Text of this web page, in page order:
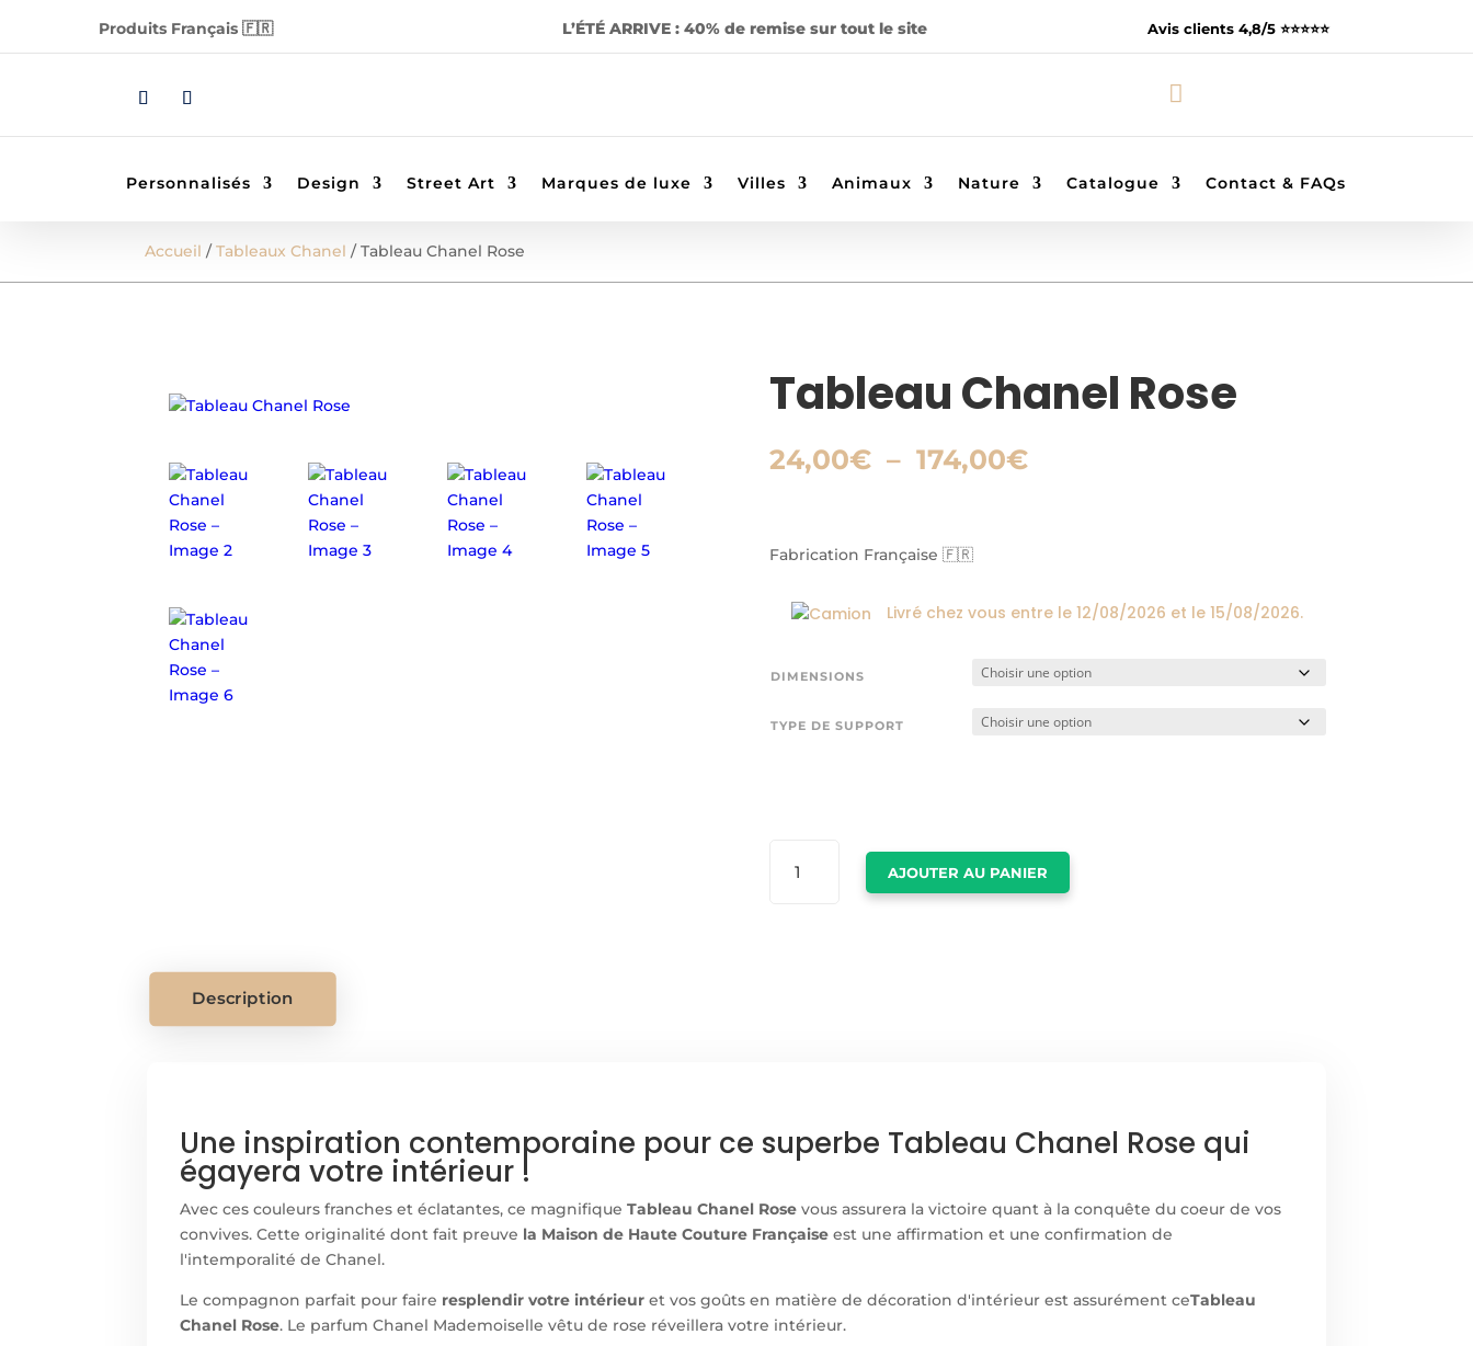
Produits Français 🇫🇷 L’ÉTÉ ARRIVE : 40% de remise sur tout le site Avis clients 4,8/5 ⭐️⭐️⭐️⭐️⭐️

Personnalisés Design Street Art Marques de luxe Villes Animaux Nature Catalogue Contact & FAQs
Accueil /Tableaux Chanel / Tableau Chanel Rose
Tableau Chanel Rose
24,00€ – 174,00€Plage
Fabrication Française 🇫🇷
Livré chez vous entre le12/08/2026 et le15/08/2026.
DIMENSIONS
TYPE DE SUPPORT
AJOUTER AU PANIER
Description
Une inspiration contemporaine pour ce superbe Tableau Chanel Rose qui
égayera votre intérieur !
Avec ces couleurs franches et éclatantes, ce magnifique Tableau Chanel Rose vous assurera la victoire quant à la conquête du coeur de vos
convives. Cette originalité dont fait preuve la Maison de Haute Couture Française est une affirmation et une confirmation de
l'intemporalité de Chanel.
Le compagnon parfait pour faire resplendir votre intérieur et vos goûts en matière de décoration d'intérieur est assurément ceTableau
Chanel Rose. Le parfum Chanel Mademoiselle vêtu de rose réveillera votre intérieur.